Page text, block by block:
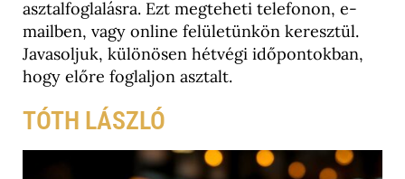
asztalfoglalásra. Ezt megteheti telefonon, e-
mailben, vagy online felületünkön keresztül.
Javasoljuk, különösen hétvégi időpontokban,
hogy előre foglaljon asztalt.
TÓTH LÁSZLÓ